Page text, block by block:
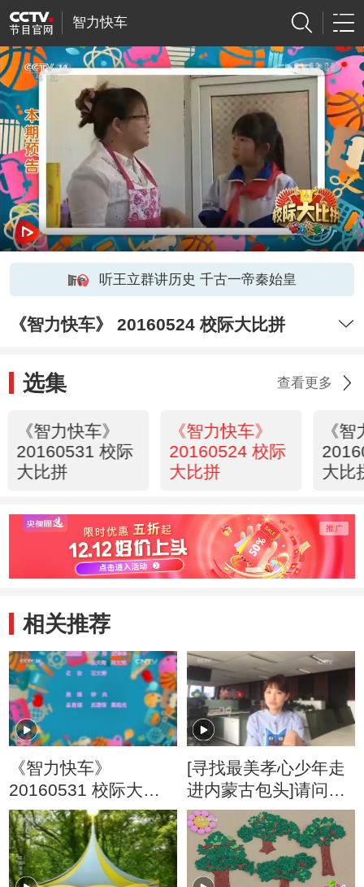
智力快车
听王立群讲历史 千古一帝秦始皇
《智力快车》 20160524 校际大比拼
选集 查看更多
《智力快车》
20160531 校际
大比拼
《智力快车》
20160524 校际
大比拼
《
大比
相关推荐
《智力快车》
20160531 校际大比
拼
[寻找最美孝心少年走
进内蒙古包头]请问陈
怡姐姐：你喜欢唱歌
吗？